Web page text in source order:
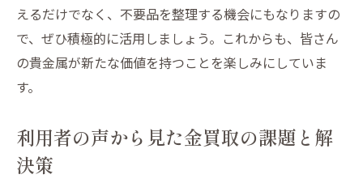
えるだけでなく、不要品を整理する機会にもなりますの
で、ぜひ積極的に活用しましょう。これからも、皆さん
の貴金属が新たな価値を持つことを楽しみにしていま
す。
利用者の声から見た金買取の課題と解
決策